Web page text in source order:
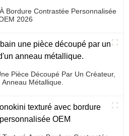
Bordure Contrastée Personnalisée
2026
Pièce Découpé Par Un Créateur,
Métallique.